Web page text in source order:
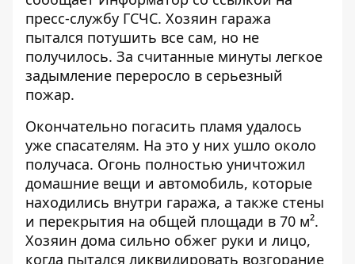
пресс-службу ГСЧС. Хозяин гаража
пытался потушить все сам, но не
получилось. За считанные минуты легкое
задымление переросло в серьезный
пожар.
Окончательно погасить пламя удалось
уже спасателям. На это у них ушло около
получаса. Огонь полностью уничтожил
домашние вещи и автомобиль, которые
находились внутри гаража, а также стены
и перекрытия на общей площади в 70 м².
Хозяин дома сильно обжег руки и лицо,
когда пытался ликвидировать возгорание